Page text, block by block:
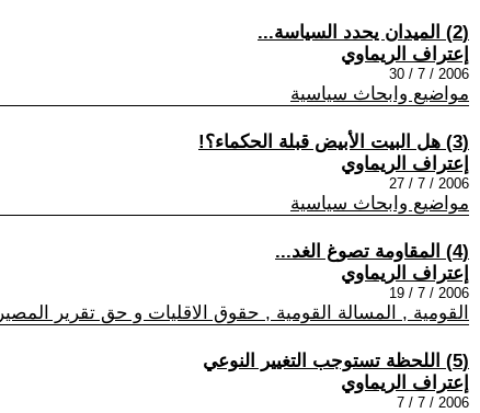
(2) الميدان يحدد السياسة...
إعتراف الريماوي
2006 / 7 / 30
مواضيع وابحاث سياسية
(3) هل البيت الأبيض قبلة الحكماء؟!
إعتراف الريماوي
2006 / 7 / 27
مواضيع وابحاث سياسية
(4) المقاومة تصوغ الغد...
إعتراف الريماوي
2006 / 7 / 19
القومية , المسالة القومية , حقوق الاقليات و حق تقرير المصير
(5) اللحظة تستوجب التغيير النوعي
إعتراف الريماوي
2006 / 7 / 7